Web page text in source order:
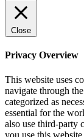
Close
Privacy Overview
This website uses
navigate through
categorized as
essential for the
also use third-party
you use this